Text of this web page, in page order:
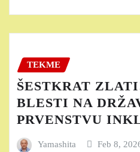
TEKME
ŠESTKRAT
BLESTI NA
PRVENSTVU
Yamashita Feb 8,